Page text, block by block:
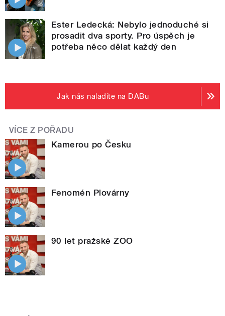
Ester Ledecká: Nebylo jednoduché si
prosadit dva sporty. Pro úspěch je
potřeba něco dělat každý den
Jak nás naladíte na DABu
VÍCE Z POŘADU
Kamerou po Česku
Fenomén Plovárny
90 let pražské ZOO